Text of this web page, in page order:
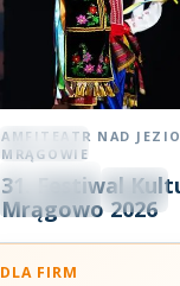
08 SIE 18:30
AMFITEATR NAD
MRĄGOWIE
31. Festiwal
Mrągowo 2026
DLA FIRM